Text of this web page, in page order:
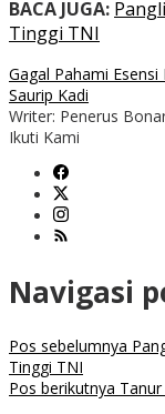
BACA JUGA:
Tinggi TNI
Gagal Pahami
Saurip Kadi
Writer: Penerus
Ikuti Kami
Navigasi
Pos sebelumnya
Tinggi TNI
Pos berikutnya